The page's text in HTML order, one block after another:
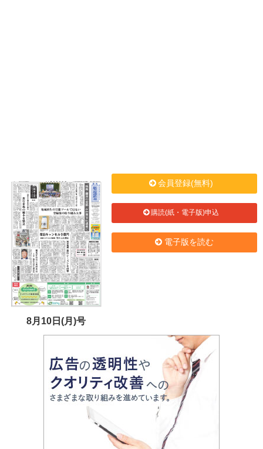
8月10日(月)号
会員登録(無料)
購読(紙・電子版)申込
電子版を読む